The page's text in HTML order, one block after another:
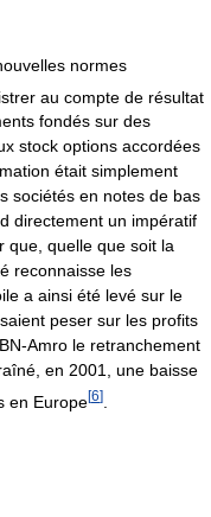
normes
au compte de résultat
fondés sur des
stock options accordées
était simplement
sociétés en notes de bas
directement un impératif
que, quelle que soit la
reconnaisse les
a ainsi été levé sur le
peser sur les profits
Amro le retranchement
en 2001, une baisse
en Europe[6]